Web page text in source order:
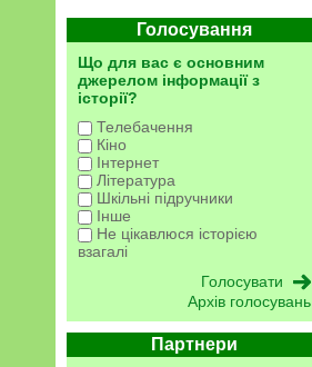
Голосування
Що для вас є основним
джерелом інформації з
історії?
Телебачення
Кіно
Інтернет
Література
Шкільні підручники
Інше
Не цікавлюся історією
взагалі
Архів голосувань
Партнери